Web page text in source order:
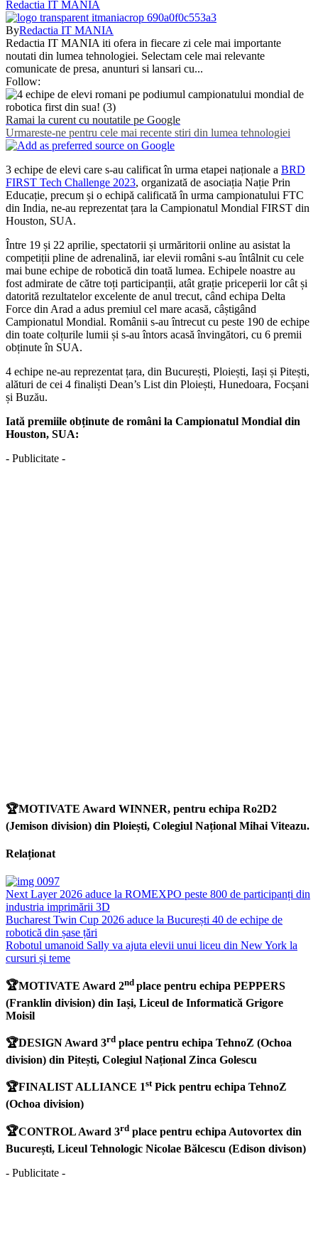
Redactia IT MANIA
ByRedactia IT MANIA
Redactia IT MANIA iti ofera in fiecare zi cele mai importante
noutati din lumea tehnologiei. Selectam cele mai relevante
comunicate de presa, anunturi si lansari cu...
Follow:
Ramai la curent cu noutatile pe Google
Urmareste-ne pentru cele mai recente stiri din lumea tehnologiei
3 echipe de elevi care s-au calificat în urma etapei naționale a BRD
FIRST Tech Challenge 2023, organizată de asociația Nație Prin
Educație, precum și o echipă calificată în urma campionatului FTC
din India, ne-au reprezentat țara la Campionatul Mondial FIRST din
Houston, SUA.
Între 19 și 22 aprilie, spectatorii și urmăritorii online au asistat la
competiții pline de adrenalină, iar elevii români s-au întâlnit cu cele
mai bune echipe de robotică din toată lumea. Echipele noastre au
fost admirate de către toți participanții, atât grație priceperii lor cât și
datorită rezultatelor excelente de anul trecut, când echipa Delta
Force din Arad a adus premiul cel mare acasă, câștigând
Campionatul Mondial. Românii s-au întrecut cu peste 190 de echipe
din toate colțurile lumii și s-au întors acasă învingători, cu 6 premii
obținute în SUA.
4 echipe ne-au reprezentat țara, din București, Ploiești, Iași și Pitești,
alături de cei 4 finaliști Dean’s List din Ploiești, Hunedoara, Focșani
și Buzău.
Iată premiile obținute de români la Campionatul Mondial din
Houston, SUA:
- Publicitate -
🏆MOTIVATE Award WINNER, pentru echipa Ro2D2
(Jemison division) din Ploiești, Colegiul Național Mihai Viteazu.
Relaționat
Next Layer 2026 aduce la ROMEXPO peste 800 de participanți din
industria imprimării 3D
Bucharest Twin Cup 2026 aduce la București 40 de echipe de
robotică din șase țări
Robotul umanoid Sally va ajuta elevii unui liceu din New York la
cursuri și teme
🏆MOTIVATE Award 2nd place pentru echipa PEPPERS
(Franklin division) din Iași, Liceul de Informatică Grigore
Moisil
🏆DESIGN Award 3rd place pentru echipa TehnoZ (Ochoa
division) din Pitești, Colegiul Național Zinca Golescu
🏆FINALIST ALLIANCE 1stPick pentru echipa TehnoZ
(Ochoa division)
🏆CONTROL Award 3rd place pentru echipa Autovortex din
București, Liceul Tehnologic Nicolae Bălcescu (Edison divison)
- Publicitate -